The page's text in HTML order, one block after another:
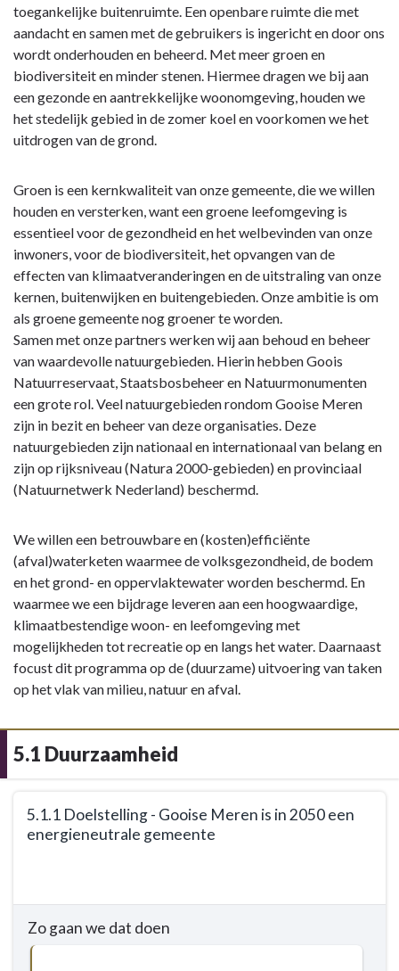
toegankelijke buitenruimte. Een openbare ruimte die met
aandacht en samen met de gebruikers is ingericht en door ons
wordt onderhouden en beheerd. Met meer groen en
biodiversiteit en minder stenen. Hiermee dragen we bij aan
een gezonde en aantrekkelijke woonomgeving, houden we
het stedelijk gebied in de zomer koel en voorkomen we het
uitdrogen van de grond.
Groen is een kernkwaliteit van onze gemeente, die we willen
houden en versterken, want een groene leefomgeving is
essentieel voor de gezondheid en het welbevinden van onze
inwoners, voor de biodiversiteit, het opvangen van de
effecten van klimaatveranderingen en de uitstraling van onze
kernen, buitenwijken en buitengebieden. Onze ambitie is om
als groene gemeente nog groener te worden.
Samen met onze partners werken wij aan behoud en beheer
van waardevolle natuurgebieden. Hierin hebben Goois
Natuurreservaat, Staatsbosbeheer en Natuurmonumenten
een grote rol. Veel natuurgebieden rondom Gooise Meren
zijn in bezit en beheer van deze organisaties. Deze
natuurgebieden zijn nationaal en internationaal van belang en
zijn op rijksniveau (Natura 2000-gebieden) en provinciaal
(Natuurnetwerk Nederland) beschermd.
We willen een betrouwbare en (kosten)efficiënte
(afval)waterketen waarmee de volksgezondheid, de bodem
en het grond- en oppervlaktewater worden beschermd. En
waarmee we een bijdrage leveren aan een hoogwaardige,
klimaatbestendige woon- en leefomgeving met
mogelijkheden tot recreatie op en langs het water. Daarnaast
focust dit programma op de (duurzame) uitvoering van taken
op het vlak van milieu, natuur en afval.
5.1 Duurzaamheid
navigatie
Duurzaamheid
Doelstellingen
5.1.1 Doelstelling - Gooise Meren is in 2050 een
energieneutrale gemeente
5.1
Zo gaan we dat doen